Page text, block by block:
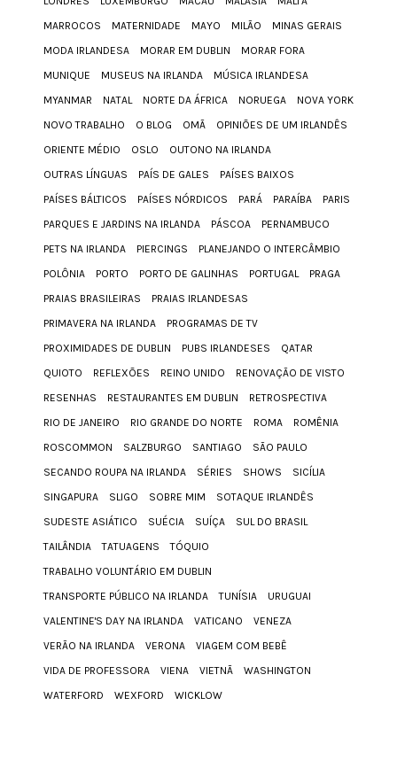
MARROCOS
MATERNIDADE MAYO MILÃO
MINAS GERAIS
MODA IRLANDESA
MORAR EM DUBLIN
MORAR FORA
MUNIQUE
MUSEUS NA IRLANDA
MÚSICA IRLANDESA
MYANMAR
NATAL NORTE DA ÁFRICA NORUEGA
NOVA YORK
NOVO TRABALHO
O BLOG OMÃ
OPINIÕES DE UM IRLANDÊS
ORIENTE MÉDIO
OSLO
OUTONO NA IRLANDA
OUTRAS LÍNGUAS
PAÍS DE GALES
PAÍSES BAIXOS
PAÍSES BÁLTICOS
PAÍSES NÓRDICOS PARÁ PARAÍBA
PARIS
PARQUES E JARDINS NA IRLANDA
PÁSCOA
PERNAMBUCO
PETS NA IRLANDA
PIERCINGS
PLANEJANDO O INTERCÂMBIO
POLÔNIA
PORTO PORTO DE GALINHAS PORTUGAL
PRAGA
PRAIAS BRASILEIRAS
PRAIAS IRLANDESAS
PRIMAVERA NA IRLANDA
PROGRAMAS DE TV
PROXIMIDADES DE DUBLIN
PUBS IRLANDESES
QATAR
QUIOTO
REFLEXÕES REINO UNIDO
RENOVAÇÃO DE VISTO
RESENHAS
RESTAURANTES EM DUBLIN
RETROSPECTIVA
RIO DE JANEIRO
RIO GRANDE DO NORTE ROMA
ROMÊNIA
ROSCOMMON
SALZBURGO SANTIAGO
SÃO PAULO
SECANDO ROUPA NA IRLANDA
SÉRIES SHOWS
SICÍLIA
SINGAPURA
SLIGO SOBRE MIM
SOTAQUE IRLANDÊS
SUDESTE ASIÁTICO
SUÉCIA SUÍÇA
SUL DO BRASIL
TAILÂNDIA
TATUAGENS
TÓQUIO
TRABALHO VOLUNTÁRIO EM DUBLIN
TRANSPORTE PÚBLICO NA IRLANDA
TUNÍSIA
URUGUAI
VALENTINE'S DAY NA IRLANDA
VATICANO
VENEZA
VERÃO NA IRLANDA
VERONA
VIAGEM COM BEBÊ
VIDA DE PROFESSORA
VIENA VIETNÃ
WASHINGTON
WATERFORD
WEXFORD WICKLOW